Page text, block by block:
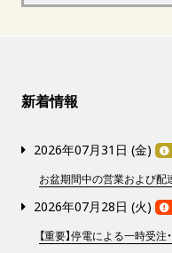
新着情報
2026年07月31日 (金)
お盆期間中の営業および配
2026年07月28日 (火)
【重要】停電による一時受